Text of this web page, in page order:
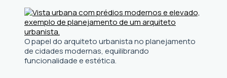
O papel do arquiteto urbanista no planejamento
de cidades modernas, equilibrando
funcionalidade e estética.